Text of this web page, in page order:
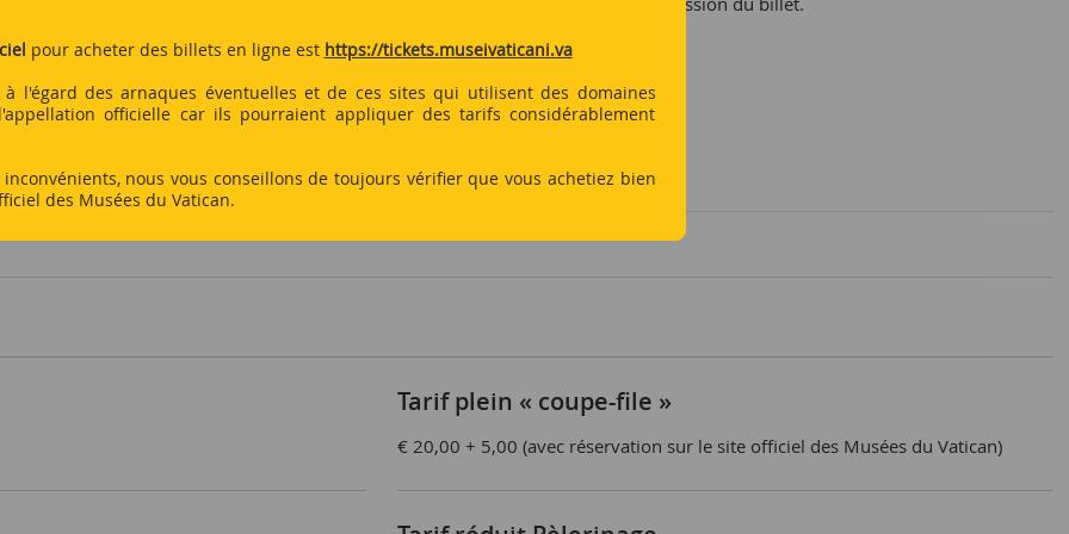
pour acheter des billets en ligne est https://tickets.museivaticani.va
à l'égard des arnaques éventuelles et de ces sites qui utilisent des domaines
officielle car ils pourraient appliquer des tarifs considérablement
inconvénients, nous vous conseillons de toujours vérifier que vous achetiez bien
des Musées du Vatican.
Tarif plein « coupe-file »
€ 20,00 + 5,00 (avec réservation sur le site officiel des Musées du Vatican)